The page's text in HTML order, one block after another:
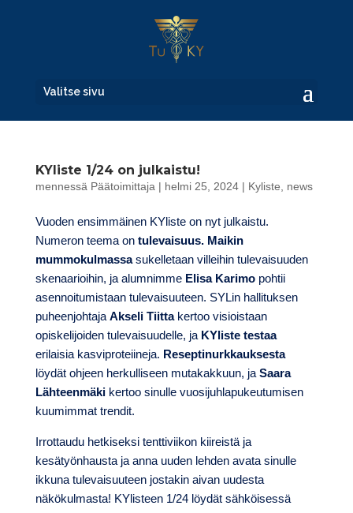
Valitse sivu
KYliste 1/24 on julkaistu!
mennessä Päätoimittaja | helmi 25, 2024| Kyliste news
Vuoden ensimmäinen KYliste on nyt julkaistu.
Numeron teema on tulevaisuus. Maikin
mummokulmassasukelletaan villeihin tulevaisuuden
skenaarioihin, ja alumnimme Elisa Karimopohtii
asennoitumistaan tulevaisuuteen. SYLin hallituksen
puheenjohtaja Akseli Tiitta kertoo visioistaan
opiskelijoiden tulevaisuudelle, ja KYliste testaa
erilaisia kasviproteiineja. Reseptinurkkauksesta
löydät ohjeen herkulliseen mutakakkuun, ja Saara
Lähteenmäkikertoo sinulle vuosijuhlapukeutumisen
kuumimmat trendit.
Irrottaudu hetkiseksi tenttiviikon kiireistä ja
kesätyönhausta ja anna uuden lehden avata sinulle
ikkuna tulevaisuuteen jostakin aivan uudesta
näkökulmasta! KYlisteen 1/24 löydät sähköisessä